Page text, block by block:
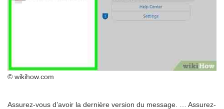
© wikihow.com
Assurez-vous d’avoir la dernière version du message. … Assurez-